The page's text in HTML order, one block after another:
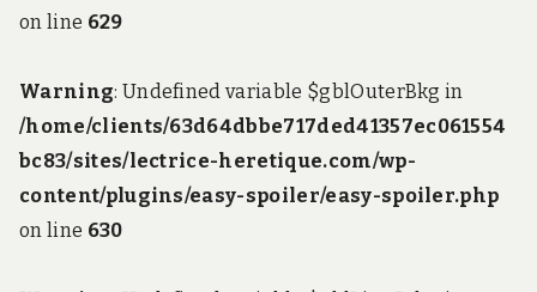
on line 629
Warning: Undefined variable $gblOuterBkg in
/home/clients/63d64dbbe717ded41357ec061554
bc83/sites/lectrice-heretique.com/wp-
content/plugins/easy-spoiler/easy-spoiler.php
on line 630